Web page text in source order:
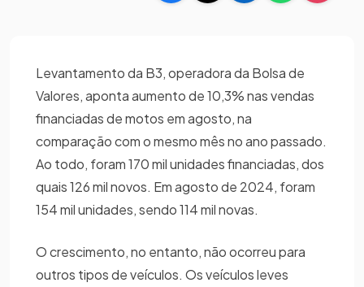
Levantamento da B3, operadora da Bolsa de
Valores, aponta aumento de 10,3% nas vendas
financiadas de motos em agosto, na
comparação com o mesmo mês no ano passado.
Ao todo, foram 170 mil unidades financiadas, dos
quais 126 mil novos. Em agosto de 2024, foram
154 mil unidades, sendo 114 mil novas.
O crescimento, no entanto, não ocorreu para
outros tipos de veículos. Os veículos leves